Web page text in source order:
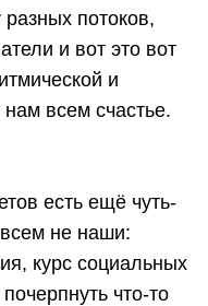
потоков,
и вот это вот
и
всем счастье.
есть ещё чуть-
не наши:
курс социальных
что-то